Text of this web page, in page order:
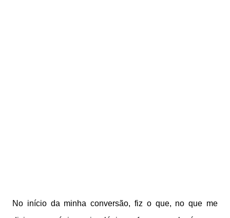
No início da minha conversão, fiz o que, no que me